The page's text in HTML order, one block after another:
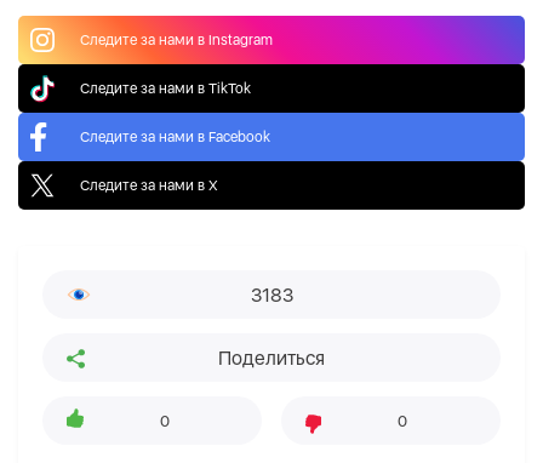
Следите за нами в Instagram
Следите за нами в TikTok
Следите за нами в Facebook
Следите за нами в X
3183
Поделиться
0 0